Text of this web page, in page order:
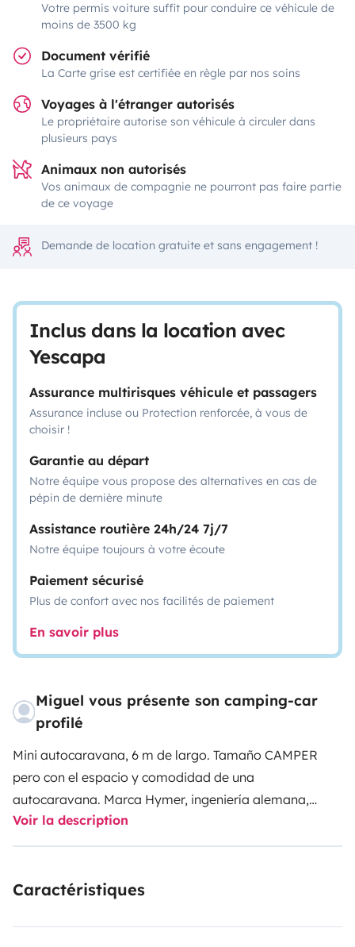
Votre permis voiture suffit pour conduire ce véhicule de
moins de 3500 kg
Document vérifié
La Carte grise est certifiée en règle par nos soins
Voyages à l'étranger autorisés
Le propriétaire autorise son véhicule à circuler dans
plusieurs pays
Animaux non autorisés
Vos animaux de compagnie ne pourront pas faire partie
de ce voyage
Demande de location gratuite et sans engagement !
Inclus dans la location avec
Yescapa
Assurance multirisques véhicule et passagers
Assurance incluse ou Protection renforcée, à vous de
choisir !
Garantie au départ
Notre équipe vous propose des alternatives en cas de
pépin de dernière minute
Assistance routière 24h/24 7j/7
Notre équipe toujours à votre écoute
Paiement sécurisé
Plus de confort avec nos facilités de paiement
En savoir plus
Miguel vous présente son camping-car
profilé
Mini autocaravana, 6 m de largo. Tamaño CAMPER
pero con el espacio y comodidad de una
autocaravana. Marca Hymer, ingeniería alemana,
posiblemente de las mejores marcas del
mercado.Ideal para quien se inicie en este mundo,
suministrada. Ropa de cama 30€/reserva. Posibilidad
Voir la description
Caractéristiques